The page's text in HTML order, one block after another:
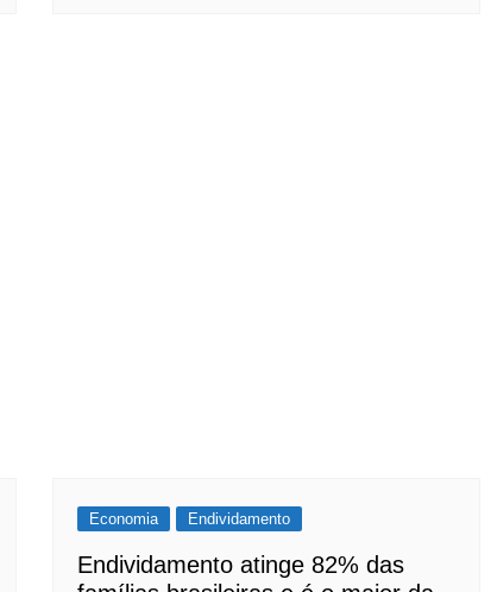
Economia Endividamento
Endividamento atinge 82% das